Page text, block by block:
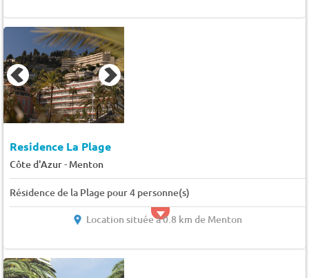
Residence La Plage
Côte d'Azur- Menton
Résidence de la Plage pour 4 personne(s)
Location située à 0.8 km de Menton